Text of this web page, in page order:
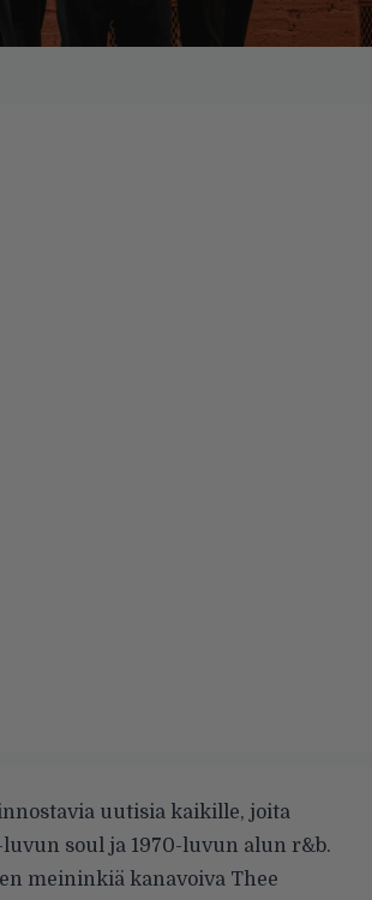
uutisia kaikille, joita
soul ja 1970-luvun alun r&b.
meininkiä kanavoiva Thee